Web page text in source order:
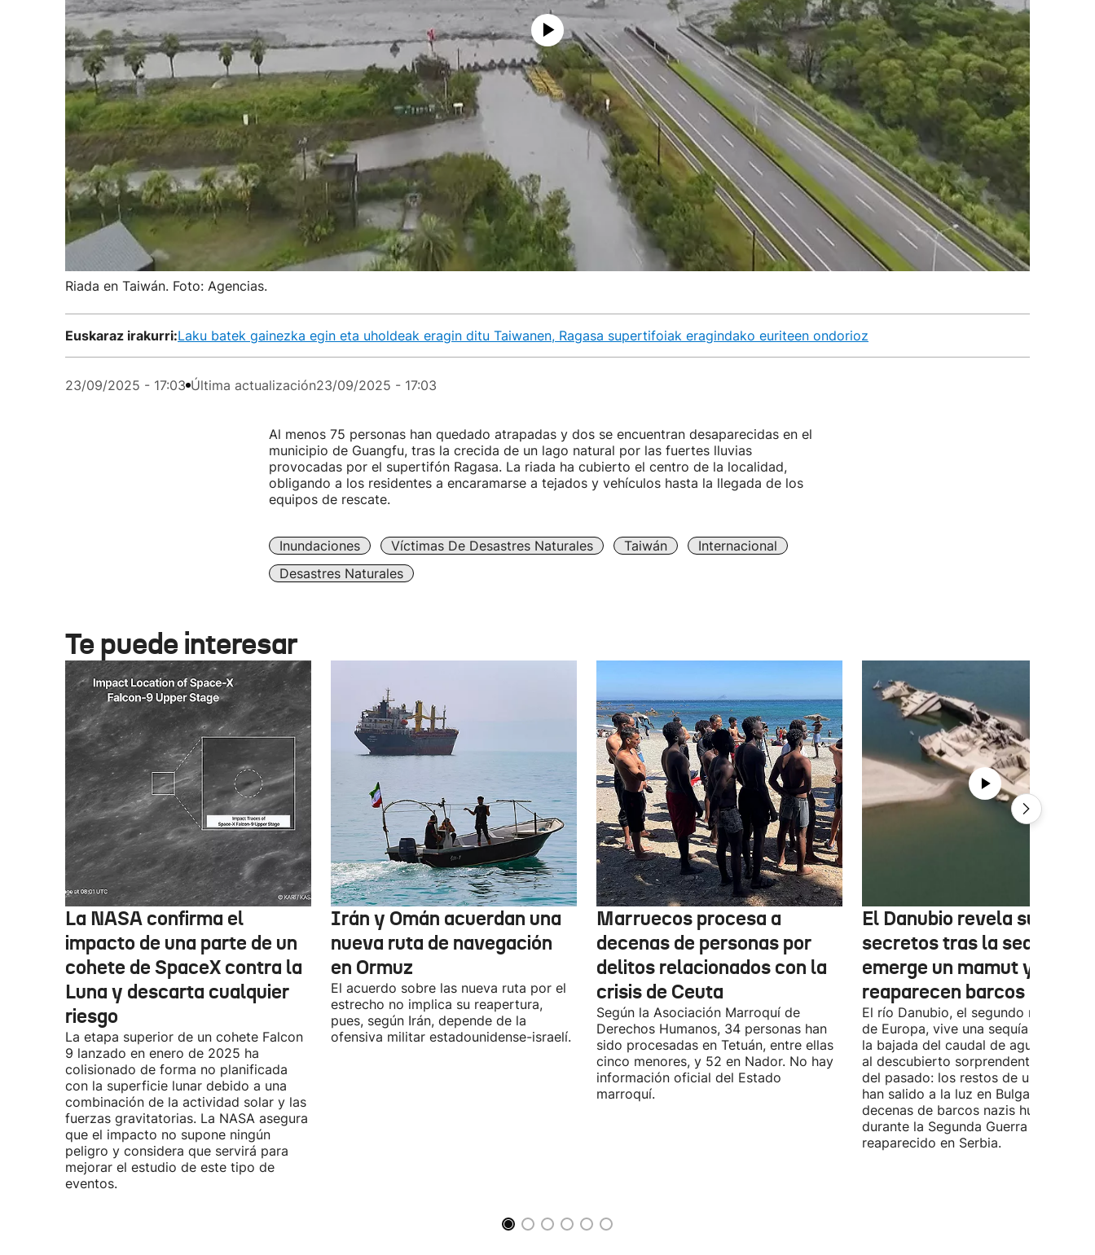
Riada en Taiwán. Foto: Agencias.
Euskaraz irakurri:Laku batek gainezka egin eta uholdeak eragin ditu Taiwanen, Ragasa supertifoiak eragindako euriteen ondorioz
23/09/2025 - 17:03 Última actualización23/09/2025 - 17:03
Al menos 75 personas han quedado atrapadas y dos se encuentran desaparecidas en el
municipio de Guangfu, tras la crecida de un lago natural por las fuertes lluvias
provocadas por el supertifón Ragasa. La riada ha cubierto el centro de la localidad,
obligando a los residentes a encaramarse a tejados y vehículos hasta la llegada de los
equipos de rescate.
Inundaciones Víctimas De Desastres Naturales Taiwán
Internacional
Desastres Naturales
Te puede interesar
La NASA confirma el
impacto de una parte de un
cohete de SpaceX contra la
Luna y descarta cualquier
riesgo
La etapa superior de un cohete Falcon
9 lanzado en enero de 2025 ha
colisionado de forma no planificada
con la superficie lunar debido a una
combinación de la actividad solar y las
fuerzas gravitatorias. La NASA asegura
que el impacto no supone ningún
peligro y considera que servirá para
mejorar el estudio de este tipo de
eventos.
Irán y Omán acuerdan una
nueva ruta de navegación
en Ormuz
El acuerdo sobre las nueva ruta por el
estrecho no implica su reapertura,
pues, según Irán, depende de la
ofensiva militar estadounidense-israelí.
Marruecos procesa a
decenas de personas por
delitos relacionados con la
crisis de Ceuta
Según la Asociación Marroquí de
Derechos Humanos, 34 personas han
sido procesadas en Tetuán, entre ellas
cinco menores, y 52 en Nador. No hay
información oficial del Estado
marroquí.
El Danubio revela sus
secretos tras la sequía:
emerge un mamut y
reaparecen barcos nazis
El río Danubio, el segundo más largo
de Europa, vive una sequía histórica
la bajada del caudal de agua ha
al descubierto sorprendentes
del pasado: los restos de un mamut
han salido a la luz en Bulgaria y
decenas de barcos nazis hundidos
durante la Segunda Guerra Mundial
reaparecido en Serbia.